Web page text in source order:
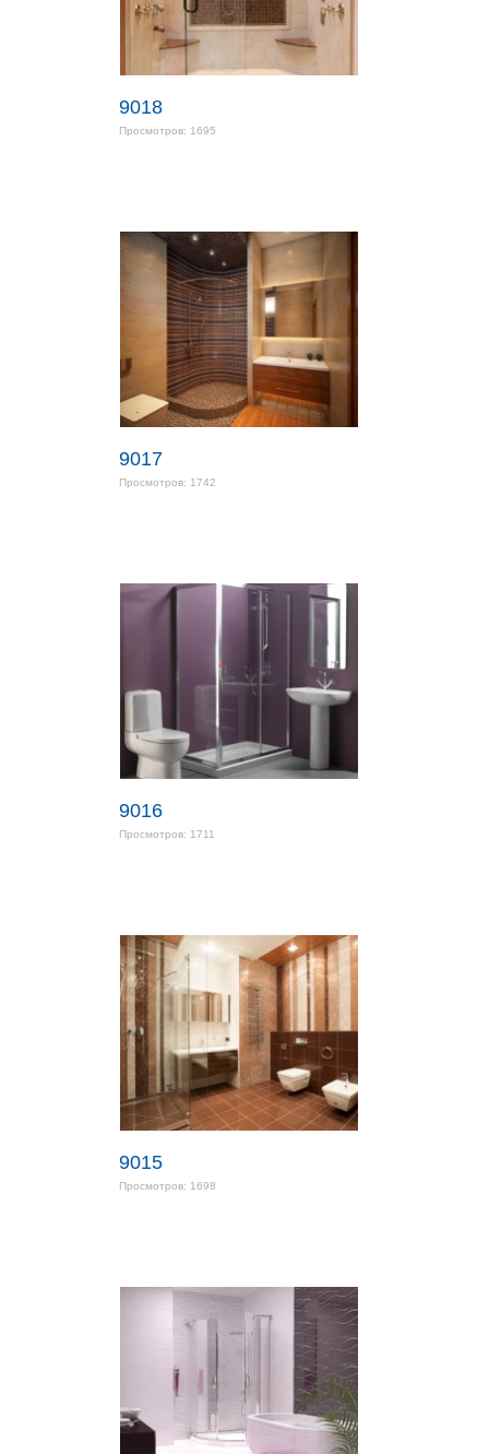
9018
Просмотров: 1695
9017
Просмотров: 1742
9016
Просмотров: 1711
9015
Просмотров: 1698